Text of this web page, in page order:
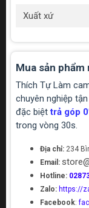
Xuất xứ
Mua sản phẩm
Thích Tự Làm
chuyên nghiệp
đặc biệttrả góp
trong vòng 30s.
Địa chỉ: 234
Email:
Hotline:
Zalo: https://
Facebook: